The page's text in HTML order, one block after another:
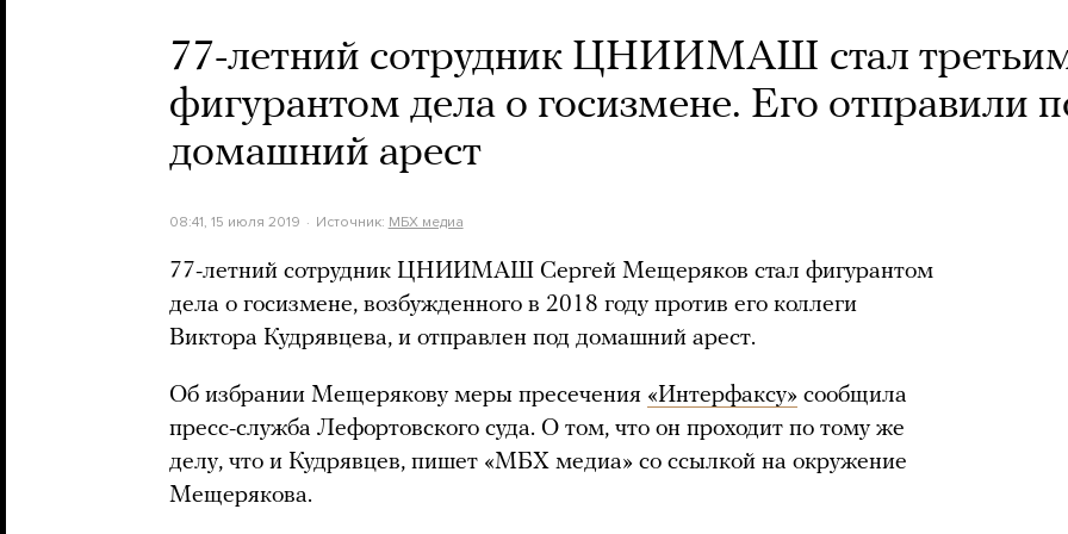
77-летний сотрудник ЦНИИМАШ стал
фигурантом дела о госизмене. Его отправили
домашний арест
08:41, 15 июля 2019 Источник: МБХ медиа
77-летний сотрудник ЦНИИМАШ Сергей Мещеряков стал фигурантом
дела о госизмене, возбужденного в 2018 году против его коллеги
Виктора Кудрявцева, и отправлен под домашний арест.
Об избрании Мещерякову меры пресечения «Интерфаксу» сообщила
пресс-служба Лефортовского суда. О том, что он проходит по тому же
делу, что и Кудрявцев, пишет «МБХ медиа» со ссылкой на окружение
Мещерякова.